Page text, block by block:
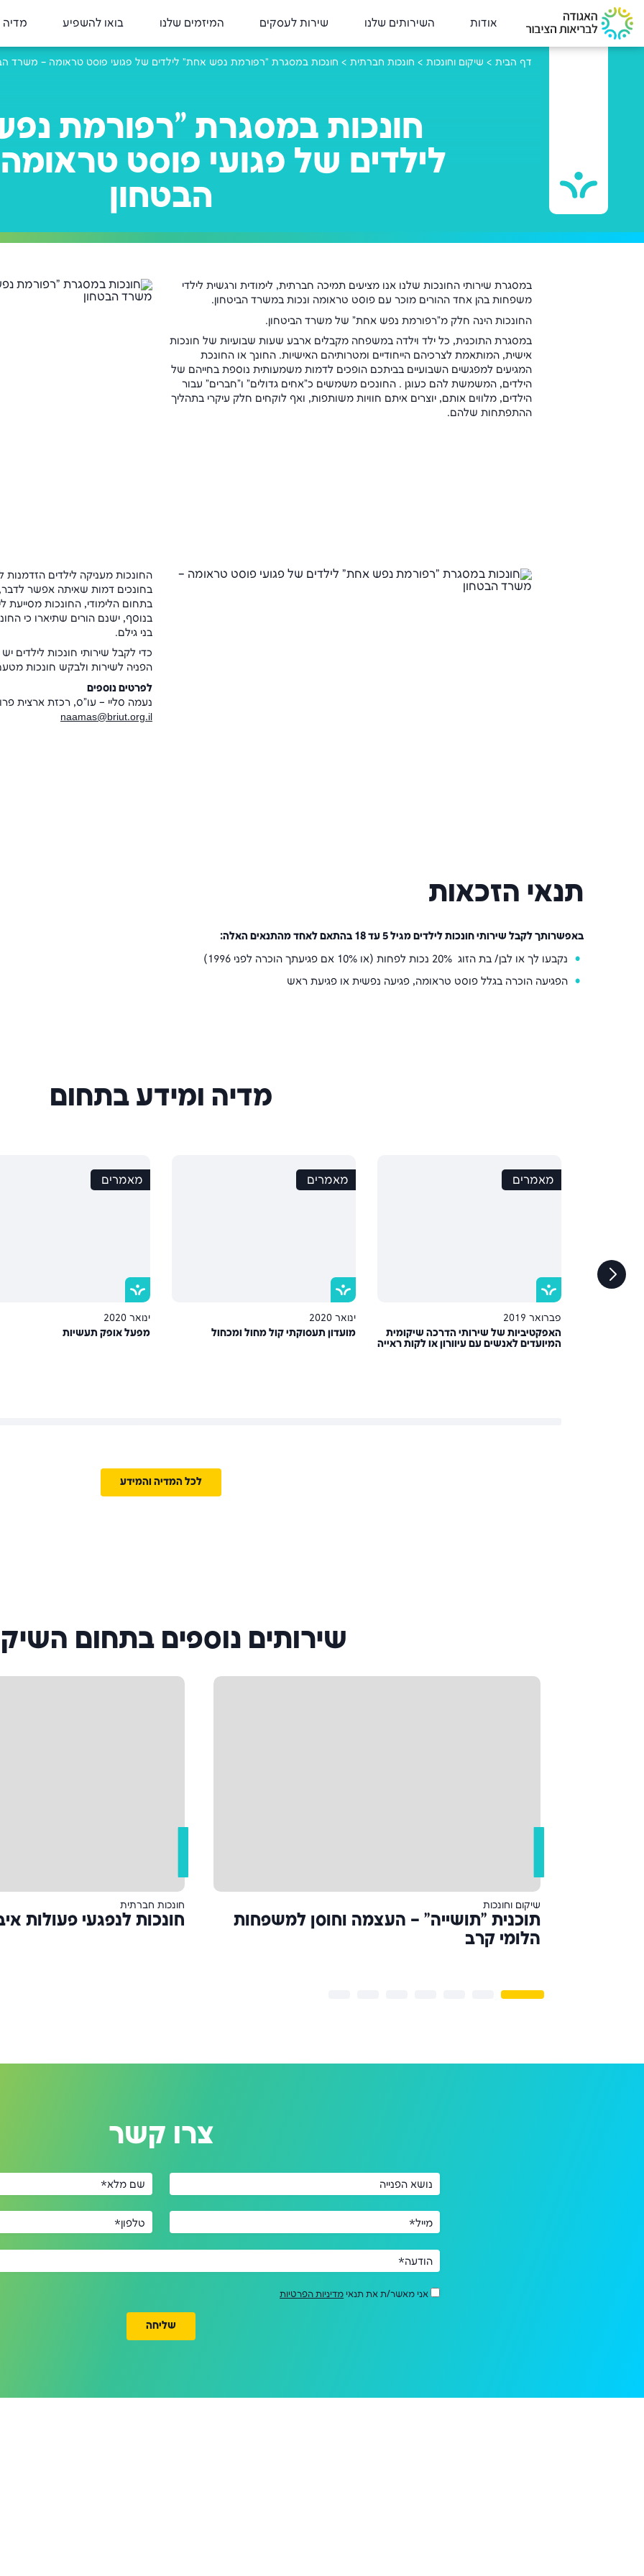
אודות השירותים שלנו שירות לעסקים המיזמים שלנו בואו להשפיע מדיה
דף הבית> שיקום וחונכות> חונכות חברתית> חונכות במסגרת "רפורמת נפש אחת" לילדים של פגועי פוסט טראומה – משרד
חונכות במסגרת "רפורמת
לילדים של פגועי פוסט
הבטחון
במסגרת שירותי החונכות שלנו אנו מציעים תמיכה חברתית, לימודית ורגשית לילדי
משפחות בהן אחד ההורים מוכר עם פוסט טראומה ונכות במשרד הביטחון.
החונכות הינה חלק מ"רפורמת נפש אחת" של משרד הביטחון.
במסגרת התוכנית, כל ילד וילדה במשפחה מקבלים ארבע שעות שבועיות של חונכות
אישית, המותאמת לצרכיהם הייחודיים ומטרותיהם האישיות. החונך או החונכת
המגיעים למפגשים השבועיים בביתכם הופכים לדמות משמעותית נוספת בחייהם של
הילדים, המשמשת להם כעוגן . החונכים משמשים כ"אחים גדולים" ו"חברים" עבור
הילדים, מלווים אותם, יוצרים איתם חוויות משותפות, ואף לוקחים חלק עיקרי בתהליך
ההתפתחות שלהם.
החונכות מעניקה לילדים הזדמנות
בחונכים דמות שאיתה אפשר
בתחום הלימודי, החונכות מסייעת
בנוסף, ישנם הורים שתיארו כי
בני גילם.
כדי לקבל שירותי חונכות לילדים
הפניה לשירות ולבקש חונכות
לפרטים נוספים
נעמה סליי – עו"ס, רכזת ארצית
naamas@briut.org.il
תנאי הזכאות
באפשרותך לקבל שירותי חונכות לילדים מגיל 5 עד 18 בהתאם לאחד מהתנאים האלה:
נקבעו לך או לבן/ בת הזוג 20% נכות לפחות (או 10% אם פגיעתך הוכרה לפני 1996)
הפגיעה הוכרה בגלל פוסט טראומה, פגיעה נפשית או פגיעת ראש
מדיה ומידע בתחום
מאמרים
פברואר 2019
האפקטיביות של שירותי הדרכה שיקומית
המיועדים לאנשים עם עיוורון או לקות ראייה
מאמרים
ינואר 2020
מועדון תעסוקתי קול מחול ומכחול
מאמרים
ינואר 2020
מפעל אופק תעשיות
לכל המדיה והמידע
שירותים נוספים בתחום
שיקום וחונכות
תוכנית "תושייה" – העצמה וחוסן למשפחות
הלומי קרב
חונכות חברתית
חונכות לנפגעי פעולות
צרו קשר
נושא הפנייה שם מלא*
מייל* טלפון*
הודעה*
אני מאשר/ת את תנאי מדיניות הפרטיות